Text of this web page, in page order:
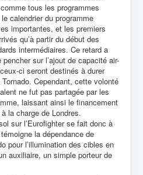
tous les programmes
calendrier du programme
importantes, et les premiers
qu’à partir du début des
intermédiaires. Ce retard a
sur l’ajout de capacité air-
ci seront destinés à durer
Cependant, cette volonté
ne fut pas partagée par les
laissant ainsi le financement
la charge de Londres.
sur l’Eurofighter se fait donc à
la dépendance de
pour l’illumination des cibles en
auxiliaire, un simple porteur de